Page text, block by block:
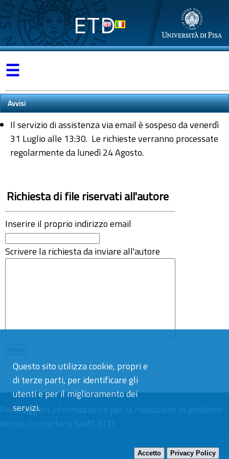
Questo sito utilizza cookie, propri e
di terze parti, per identificare gli
utenti e per il miglioramento dei
servizi.
Accetto Privacy Policy
ETD
☰
Avvisi
Il servizio di assistenza via email è sospeso da venerdì
31 Luglio alle 13:30. Le richieste verranno processate
regolarmente da lunedì 24 Agosto.
Richiesta di file riservati all'autore
Inserire il proprio indirizzo email
Scrivere la richiesta da inviare all'autore
Per maggiori informazioni o per la risoluzione di problemi
tecnici, Contatta lo Staff ETD